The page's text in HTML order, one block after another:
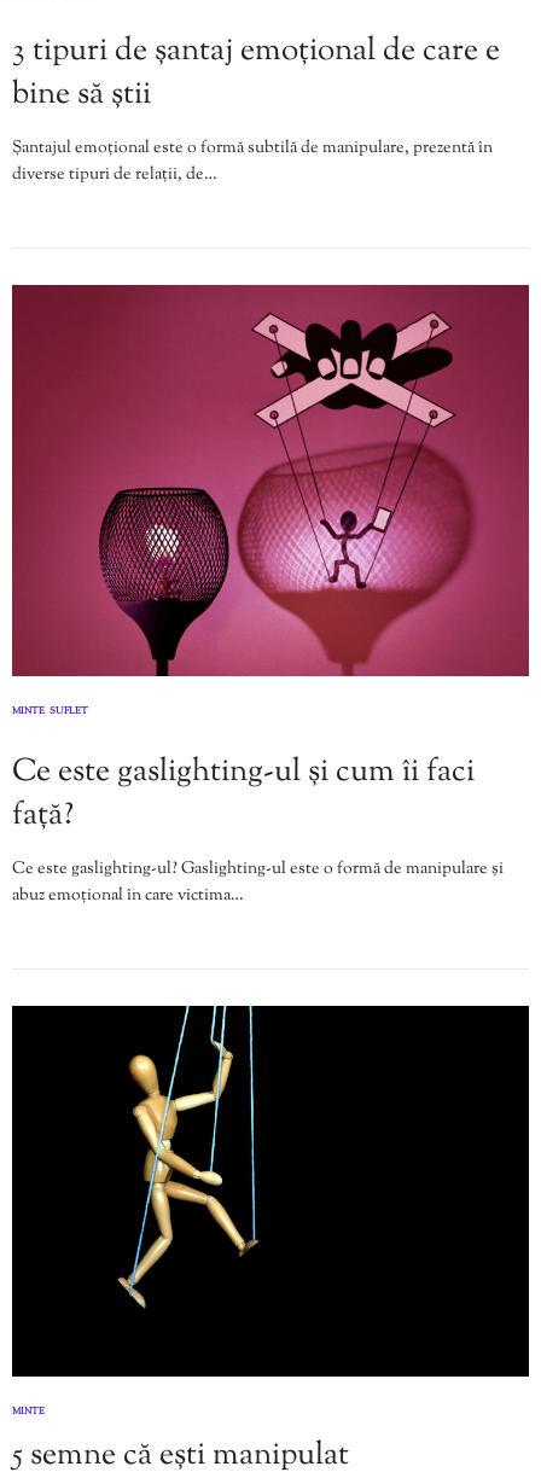
3 tipuri de șantaj emoțional de care e
bine să știi
Șantajul emoțional este o formă subtilă de manipulare, prezentă în
diverse tipuri de relații, de…
MINTE SUFLET
Ce este gaslighting-ul și cum îi faci
față?
Ce este gaslighting-ul? Gaslighting-ul este o formă de manipulare și
abuz emoțional în care victima…
MINTE
5 semne că ești manipulat